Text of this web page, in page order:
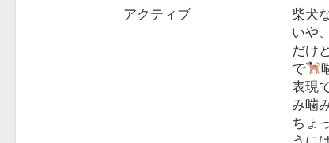
アクティブ
柴犬
いや
だけ
で
表現
み噛
ちょ